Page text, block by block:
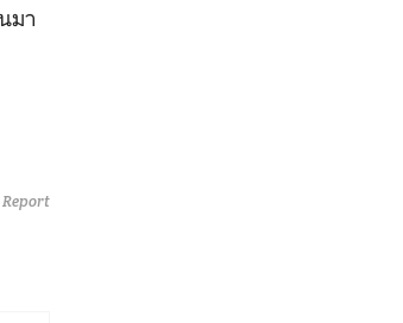
มา
Report